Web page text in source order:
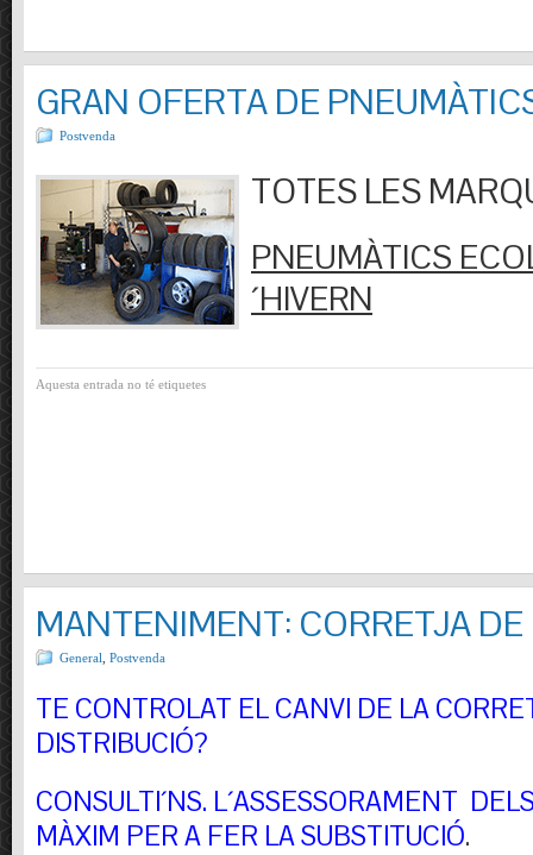
GRAN OFERTA DE
Postvenda
TOTES LES
PNEUMÀTICS
´HIVERN
Aquesta entrada no té etiquetes
MANTENIMENT: CORRETJA
General Postvenda
TE CONTROLAT EL CANVI DE LA
DISTRIBUCIÓ?
CONSULTI´NS. L´ASSESSORAMENT
MÀXIM PER A FER LA SUBSTITUCIÓ.